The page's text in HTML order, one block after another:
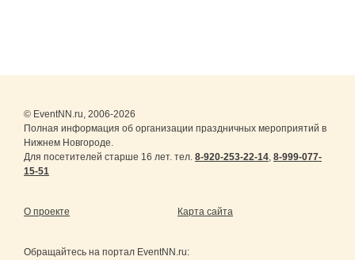
© EventNN.ru, 2006-2026
Полная информация об организации праздничных мероприятий в
Нижнем Новгороде.
Для посетителей старше 16 лет. тел. 8-920-253-22-14, 8-999-077-
15-51
О проекте Карта сайта
Обращайтесь на портал EventNN.ru: